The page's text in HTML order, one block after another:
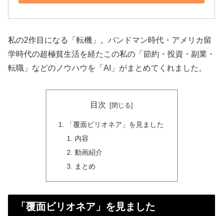
私の2作目になる「転機」。バンドマン時代・アメリカ留
学時代の超極貧生活を経たこの私の「節約・投資・副業・
転職」などのノウハウを「AI」がまとめてくれました。
目次
「覆面ビリオネア」を見ました
内容
動画紹介
まとめ
「覆面ビリオネア」を見ました